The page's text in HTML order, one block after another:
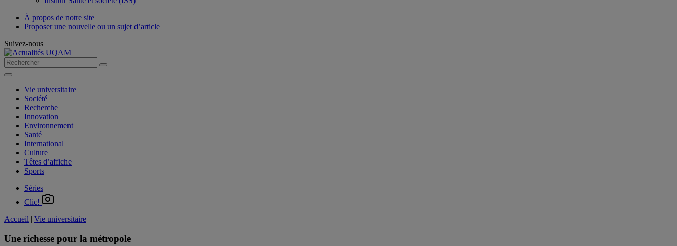
À propos de notre site
Proposer une nouvelle ou un sujet d’article
Suivez-nous
Vie universitaire
Société
Recherche
Innovation
Environnement
Santé
International
Culture
Têtes d’affiche
Sports
Séries
Clic!
Accueil | Vie universitaire
Une richesse pour la métropole